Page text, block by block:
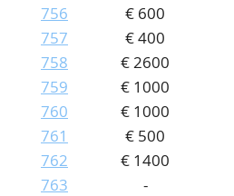
756
€ 600
757
€ 400
758
€ 2600
759
€ 1000
760
€ 1000
761
€ 500
762
€ 1400
763
-